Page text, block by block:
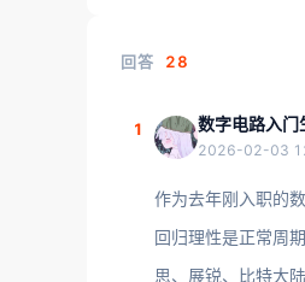
回答 28
1 数字电路入门
2026-02-03
作为去年刚入职的
回归理性是正常周
思、展锐、比特大